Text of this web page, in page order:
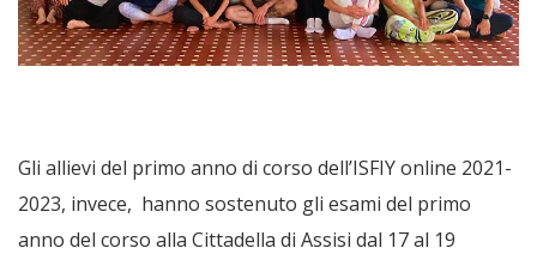
Gli allievi del primo anno di corso dell’ISFIY online 2021-
2023, invece, hanno sostenuto gli esami del primo
anno del corso alla Cittadella di Assisi dal 17 al 19